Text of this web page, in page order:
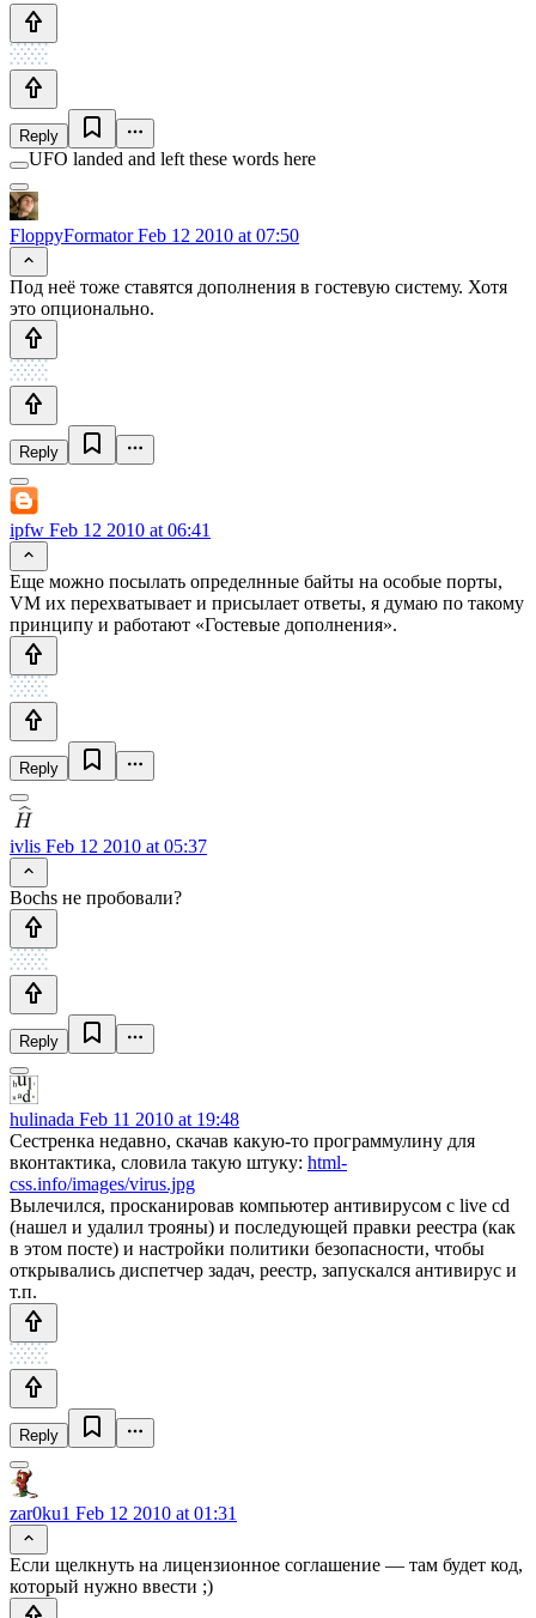
Reply
UFO landed and left these words here
FloppyFormatorFeb 12 2010 at 07:50
Под неё тоже ставятся дополнения в гостевую систему. Хотя
это опционально.
Reply
ipfw Feb 12 2010 at 06:41
Еще можно посылать определнные байты на особые порты,
VM их перехватывает и присылает ответы, я думаю по такому
принципу и работают «Гостевые дополнения».
Reply
ivlis Feb 12 2010 at 05:37
Bochs не пробовали?
Reply
hulinada Feb 11 2010 at 19:48
Сестренка недавно, скачав какую-то программулину для
вконтактика, словила такую штуку: html-
css.info/images/virus.jpg
Вылечился, просканировав компьютер антивирусом с live cd
(нашел и удалил трояны) и последующей правки реестра (как
в этом посте) и настройки политики безопасности, чтобы
открывались диспетчер задач, реестр, запускался антивирус и
т.п.
Reply
zar0ku1 Feb 12 2010 at 01:31
Если щелкнуть на лицензионное соглашение — там будет код,
который нужно ввести ;)